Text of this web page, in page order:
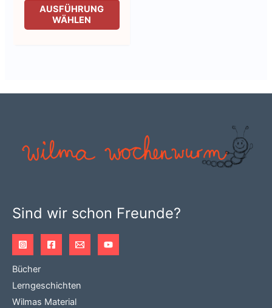
3,00 €
AUSFÜHRUNG
WÄHLEN
können
auf
werden
Sind wir schon Freunde?
Bücher
Lerngeschichten
Wilmas Material